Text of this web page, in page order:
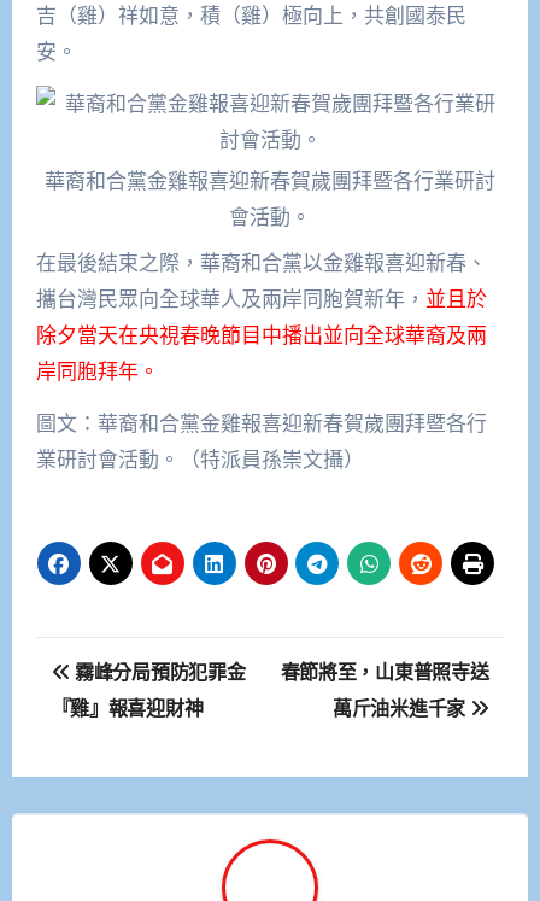
吉（雞）祥如意，積（雞）極向上，共創國泰民
安。
華裔和合黨金雞報喜迎新春賀歲團拜暨各行業研討
會活動。
在最後結束之際，華裔和合黨以金雞報喜迎新春、
攜台灣民眾向全球華人及兩岸同胞賀新年， 並且於
除夕當天在央視春晚節目中播出並向全球華裔及兩
岸同胞拜年。
圖文：華裔和合黨金雞報喜迎新春賀歲團拜暨各行
業研討會活動。（特派員孫崇文攝）
文
章
覽
霧峰分局預防犯罪金
『雞』報喜迎財神
春節將至，山東普照寺送
萬斤油米進千家